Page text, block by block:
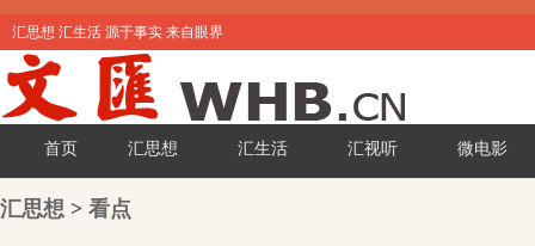
汇思想 汇生活 源于事实 来自眼界
首页 汇思想 汇生活 汇视听 微电影
汇思想 > 看点